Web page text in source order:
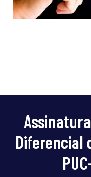
Diferencial